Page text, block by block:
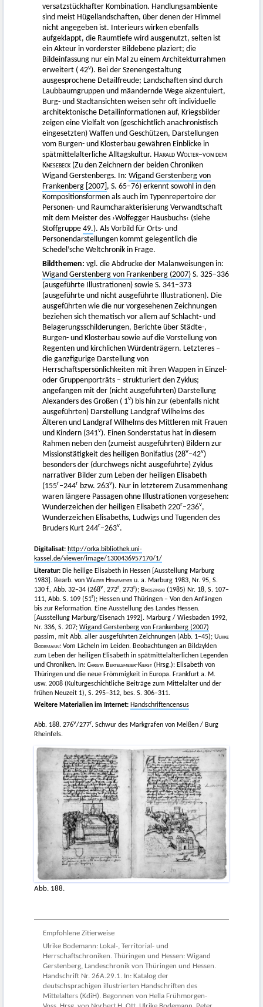
versatzstückhafter Kombination. Handlungsambiente
sind meist Hügellandschaften, über denen der Himmel
nicht angegeben ist. Interieurs wirken ebenfalls
aufgeklappt, die Raumtiefe wird ausgenutzt, selten ist
ein Akteur in vorderster Bildebene plaziert; die
Bildeinfassung nur ein Mal zu einem Architekturrahmen
erweitert ( 42v). Bei der Szenengestaltung
ausgesprochene Detailfreude; Landschaften sind durch
Laubbaumgruppen und mäandernde Wege akzentuiert,
Burg- und Stadtansichten weisen sehr oft individuelle
architektonische Detailinformationen auf, Kriegsbilder
zeigen eine Vielfalt von (geschichtlich anachronistisch
eingesetzten) Waffen und Geschützen, Darstellungen
vom Burgen- und Klosterbau gewähren Einblicke in
spätmittelalterliche Alltagskultur. Harald Wolter–von dem
Knesebeck (Zu den Zeichnern der beiden Chroniken
Wigand Gerstenbergs. In: Wigand Gerstenberg von
Frankenberg [2007] , S. 65–76) erkennt sowohl in den
Kompositionsformen als auch im Typenrepertoire der
Personen- und Raumcharakterisierung Verwandtschaft
mit dem Meister des ›Wolfegger Hausbuchs‹ (siehe
Stoffgruppe 49.). Als Vorbild für Orts- und
Personendarstellungen kommt gelegentlich die
Schedel’sche Weltchronik in Frage.
Bildthemen: vgl. die Abdrucke der Malanweisungen in:
Wigand Gerstenberg von Frankenberg (2007) S. 325–336
(ausgeführte Illustrationen) sowie S. 341–373
(ausgeführte und nicht ausgeführte Illustrationen). Die
ausgeführten wie die nur vorgesehenen Zeichnungen
beziehen sich thematisch vor allem auf Schlacht- und
Belagerungsschilderungen, Berichte über Städte-,
Burgen- und Klosterbau sowie auf die Vorstellung von
Regenten und kirchlichen Würdenträgern. Letzteres –
die ganzfigurige Darstellung von
Herrschaftspersönlichkeiten mit ihren Wappen in Einzel-
oder Gruppenporträts – strukturiert den Zyklus;
angefangen mit der (nicht ausgeführten) Darstellung
Alexanders des Großen ( 1v) bis hin zur (ebenfalls nicht
ausgeführten) Darstellung Landgraf Wilhelms des
Älteren und Landgraf Wilhelms des Mittleren mit Frauen
und Kindern (341v). Einen Sonderstatus hat in diesem
Rahmen neben den (zumeist ausgeführten) Bildern zur
Missionstätigkeit des heiligen Bonifatius (28v–42v)
besonders der (durchwegs nicht ausgeführte) Zyklus
narrativer Bilder zum Leben der heiligen Elisabeth
(155r–244r bzw. 263v). Nur in letzterem Zusammenhang
waren längere Passagen ohne Illustrationen vorgesehen:
Wunderzeichen der heiligen Elisabeth 220r–236v,
Wunderzeichen Elisabeths, Ludwigs und Tugenden des
Bruders Kurt 244r–263v.
Digitalisat: http://orka.bibliothek.uni-
kassel.de/viewer/image/1300436957170/1/
Literatur: Die heilige Elisabeth in Hessen [Ausstellung Marburg
1983]. Bearb. von Walter Heinemeyer u. a. Marburg 1983, Nr. 95, S.
130 f., Abb. 32–34 (268v, 272r, 273r); Broszinski (1985) Nr. 18, S. 107–
111, Abb. S. 109 (51r); Hessen und Thüringen – Von den Anfängen
bis zur Reformation. Eine Ausstellung des Landes Hessen.
[Ausstellung Marburg/Eisenach 1992]. Marburg / Wiesbaden 1992,
Nr. 336, S. 207; Wigand Gerstenberg von Frankenberg (2007)
passim, mit Abb. aller ausgeführten Zeichnungen (Abb. 1–45); Ulrike
Bodemann: Vom Lächeln im Leiden. Beobachtungen an Bildzyklen
zum Leben der heiligen Elisabeth in spätmittelalterlichen Legenden
und Chroniken. In: Christa Bertelsmeier-Kierst (Hrsg.): Elisabeth von
Thüringen und die neue Frömmigkeit in Europa. Frankfurt a. M.
usw. 2008 (Kulturgeschichtliche Beiträge zum Mittelalter und der
frühen Neuzeit 1), S. 295–312, bes. S. 306–311.
Weitere Materialien im Internet: Handschriftencensus
Abb. 188. 276v/277r. Schwur des Markgrafen von Meißen / Burg
Rheinfels.
Abb. 188.
Empfohlene Zitierweise
Ulrike Bodemann: Lokal-, Territorial- und
Herrschaftschroniken. Thüringen und Hessen: Wigand
Gerstenberg, Landeschronik von Thüringen und Hessen.
Handschrift Nr. 26A.29.1. In: Katalog der
deutschsprachigen illustrierten Handschriften des
Mittelalters (KdiH). Begonnen von Hella Frühmorgen-